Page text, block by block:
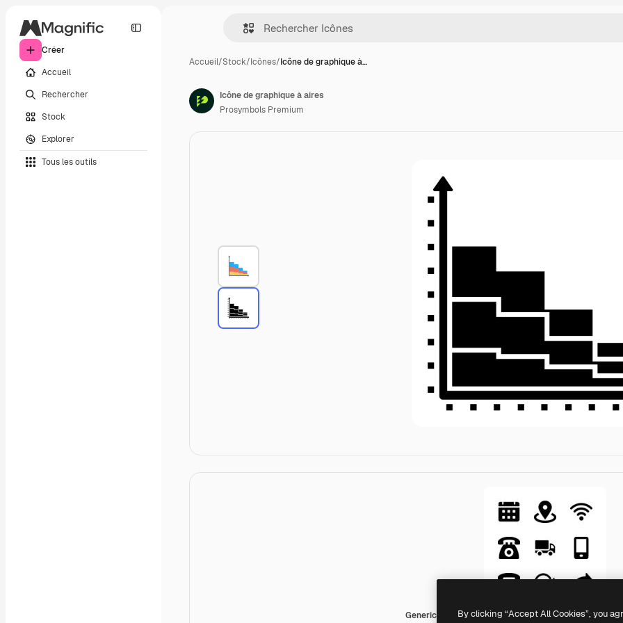
Créer
Accueil
Rechercher
Stock
Explorer
Tous les outils
Accueil/Stock/Icônes/Icône de graphique à…
Generic Glyph
Icône de graphique à aires
Prosymbols Premium
By clicking “Accept All Cookies”, you